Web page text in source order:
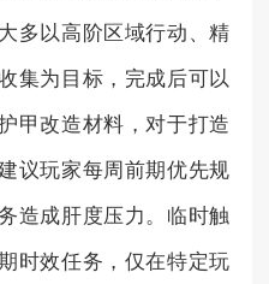
多以高阶区域行动、精
集为目标，完成后可以
甲改造材料，对于打造
议玩家每周前期优先规
造成肝度压力。临时触
时效任务，仅在特定玩